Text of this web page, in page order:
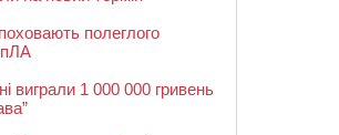
полеглого
виграли 1 000 000 гривень